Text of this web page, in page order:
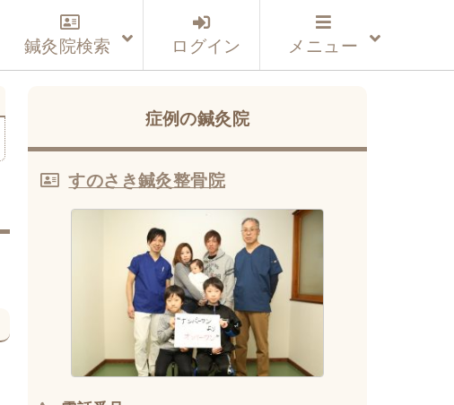
鍼灸院検索 ログイン メニュー
症例の鍼灸院
すのさき鍼灸整骨院